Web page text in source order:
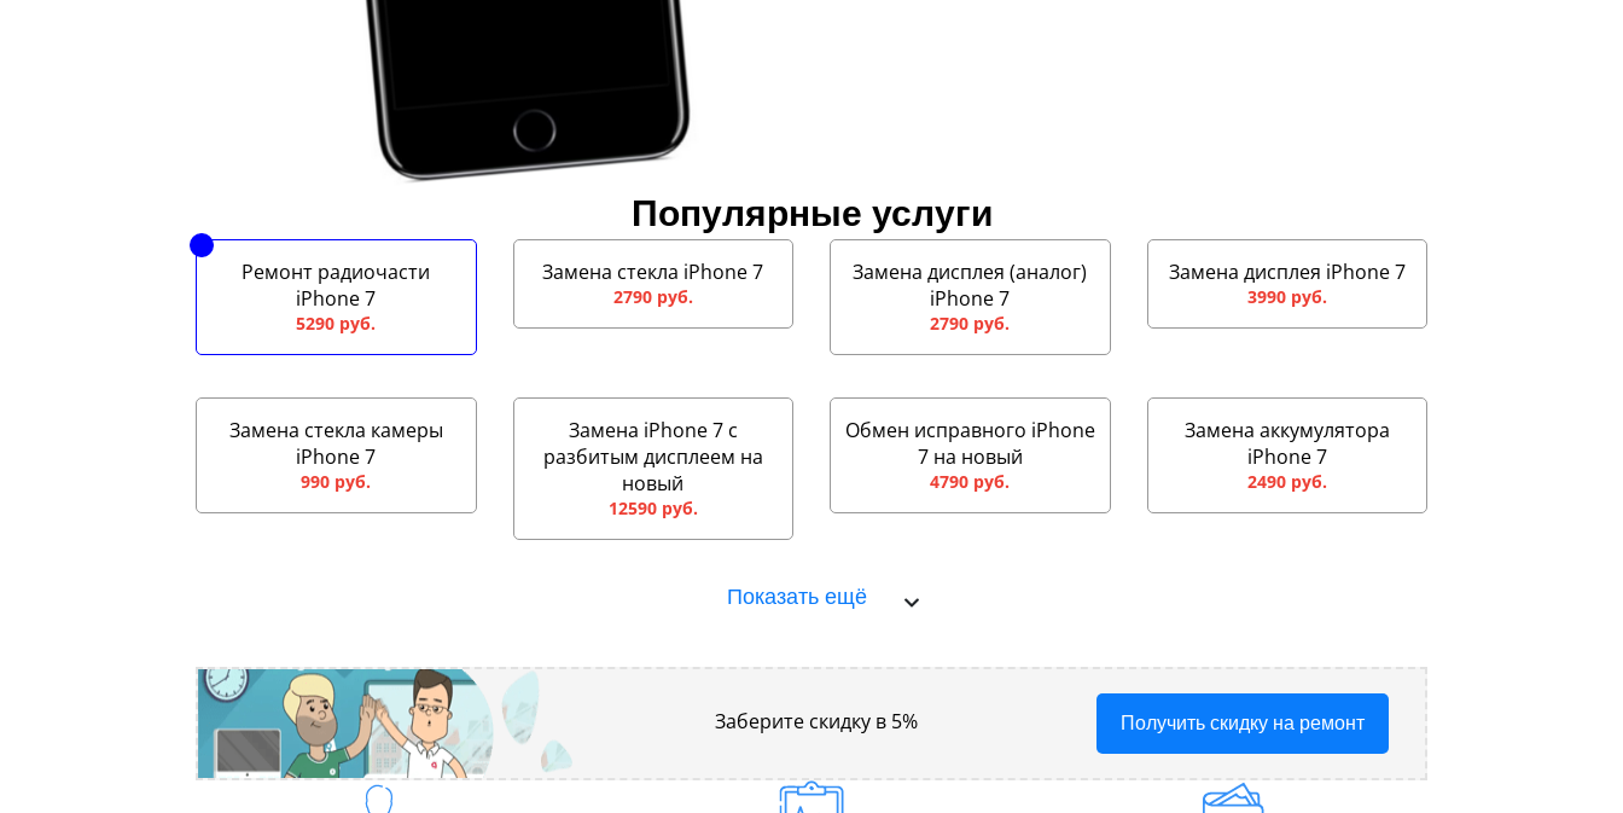
Популярные услуги
Ремонт радиочасти
iPhone 7
5290 руб.
Замена стекла iPhone 7
2790 руб.
Замена дисплея (аналог)
iPhone 7
2790 руб.
Замена дисплея iPhone 7
3990 руб.
Замена стекла камеры
iPhone 7
990 руб.
Замена iPhone 7 с
разбитым дисплеем на
новый
12590 руб.
Обмен исправного iPhone
7 на новый
4790 руб.
Замена аккумулятора
iPhone 7
2490 руб.
Показать ещё
Заберите скидку в 5% Получить скидку на ремонт